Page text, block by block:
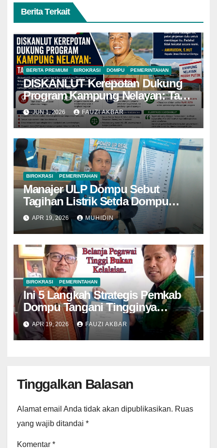
Berita Terkait
BERITA PREMIUM BIROKRASI DOMPU PEMERINTAHAN
DISKANLUT Kerepotan Dukung
Program Kampung Nelayan: Tak
Ada Biaya Pendampingan
JUN 1, 2026 FAUZI AKBAR
BIROKRASI PEMERINTAHAN
Manajer ULP Dompu Sebut
Tagihan Listrik Setda Dompu
Ndak Sampai Rp 3 Milyar
APR 19, 2026 MUHIDIN
BIROKRASI PEMERINTAHAN
Ini 5 Langkah Strategis Pemkab
Dompu Tangani Tingginya
Belanja Pegawai Tahun Depan
APR 19, 2026 FAUZI AKBAR
Tinggalkan Balasan
Alamat email Anda tidak akan dipublikasikan. Ruas
yang wajib ditandai *
Komentar *